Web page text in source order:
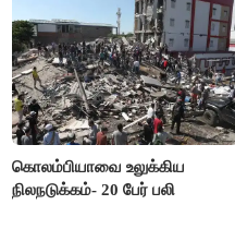
கொலம்பியாவை உலுக்கிய
நிலநடுக்கம்- 20 பேர் பலி